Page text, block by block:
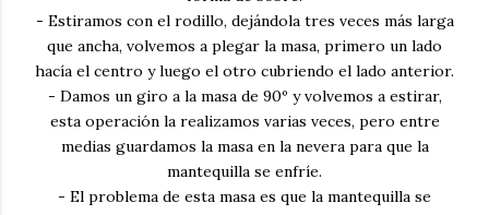
- Estiramos con el rodillo, dejándola tres veces más larga
que ancha, volvemos a plegar la masa, primero un lado
hacía el centro y luego el otro cubriendo el lado anterior.
- Damos un giro a la masa de 90º y volvemos a estirar,
esta operación la realizamos varias veces, pero entre
medias guardamos la masa en la nevera para que la
mantequilla se enfríe.
- El problema de esta masa es que la mantequilla se